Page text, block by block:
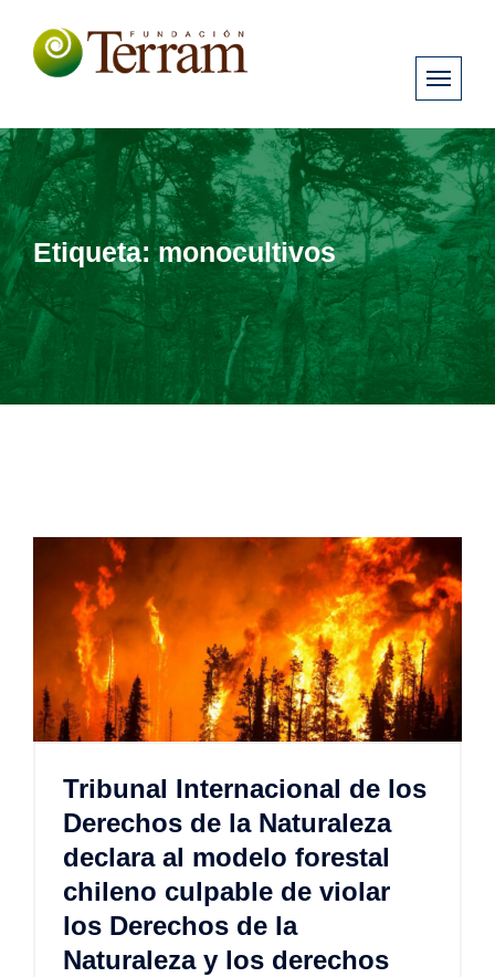
Etiqueta:monocultivos
Tribunal Internacional de los
Derechos de la Naturaleza
declara al modelo forestal
chileno culpable de violar
los Derechos de la
Naturaleza y los derechos